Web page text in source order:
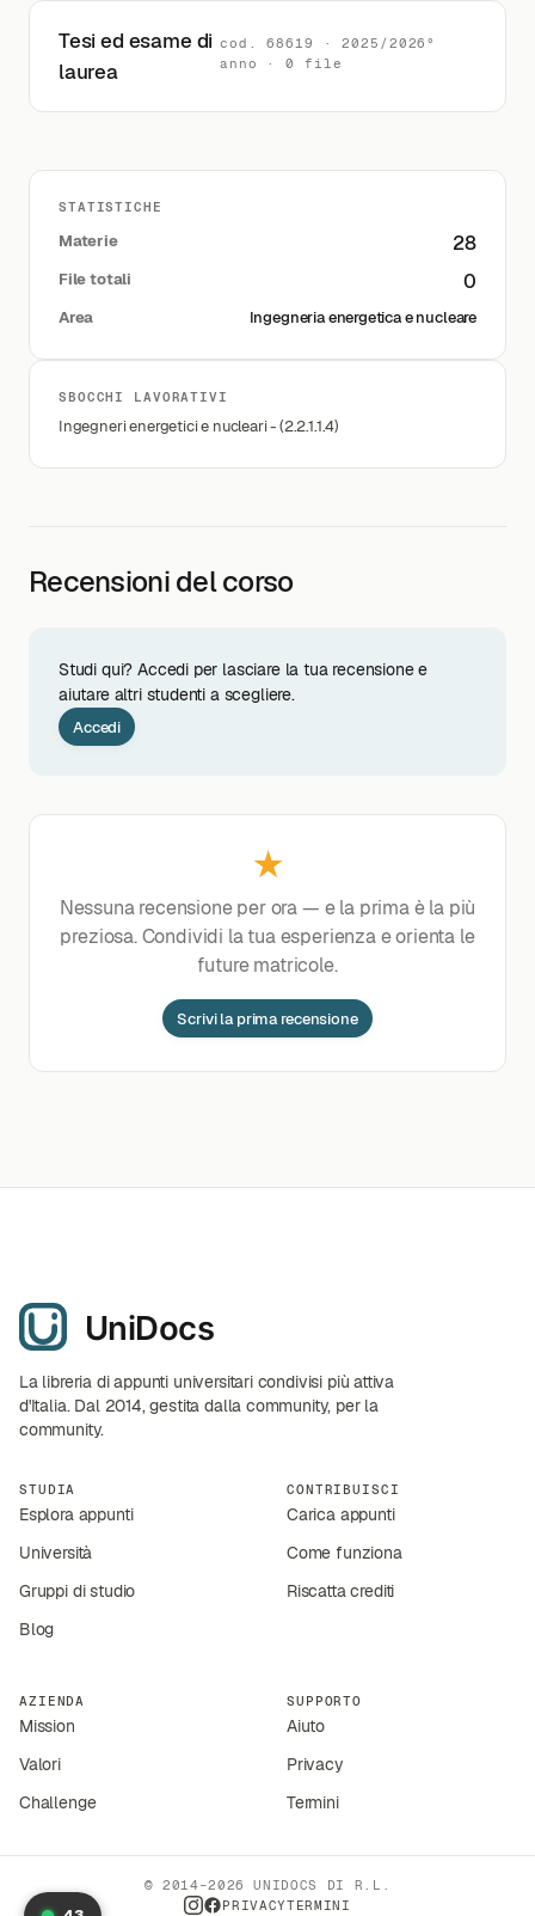
Tesi ed esame di
laurea
cod. 68619 · 2025/2026°
anno · 0 file
STATISTICHE
Materie 28
File totali 0
Area Ingegneria energetica e nucleare
SBOCCHI LAVORATIVI
Ingegneri energetici e nucleari - (2.2.1.1.4)
Recensioni del corso
Studi qui? Accedi per lasciare la tua recensione e
aiutare altri studenti a scegliere.
Accedi
★
Nessuna recensione per ora — e la prima è la più
preziosa. Condividi la tua esperienza e orienta le
future matricole.
Scrivi la prima recensione
La libreria di appunti universitari condivisi più attiva
d'Italia. Dal 2014, gestita dalla community, per la
community.
STUDIA
Esplora appunti
Università
Gruppi di studio
Blog
CONTRIBUISCI
Carica appunti
Come funziona
Riscatta crediti
AZIENDA
Mission
Valori
Challenge
SUPPORTO
Aiuto
Privacy
Termini
© 2014–2026 UNIDOCS DI R.L.
PRIVACYTERMINI